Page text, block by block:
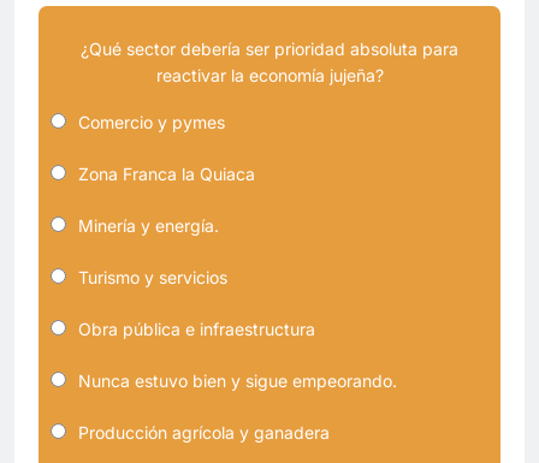
¿Qué sector debería ser prioridad absoluta para
reactivar la economía jujeña?
Comercio y pymes
Zona Franca la Quiaca
Minería y energía.
Turismo y servicios
Obra pública e infraestructura
Nunca estuvo bien y sigue empeorando.
Producción agrícola y ganadera